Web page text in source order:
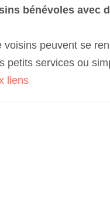
bénévoles avec
peuvent se
services ou
liens